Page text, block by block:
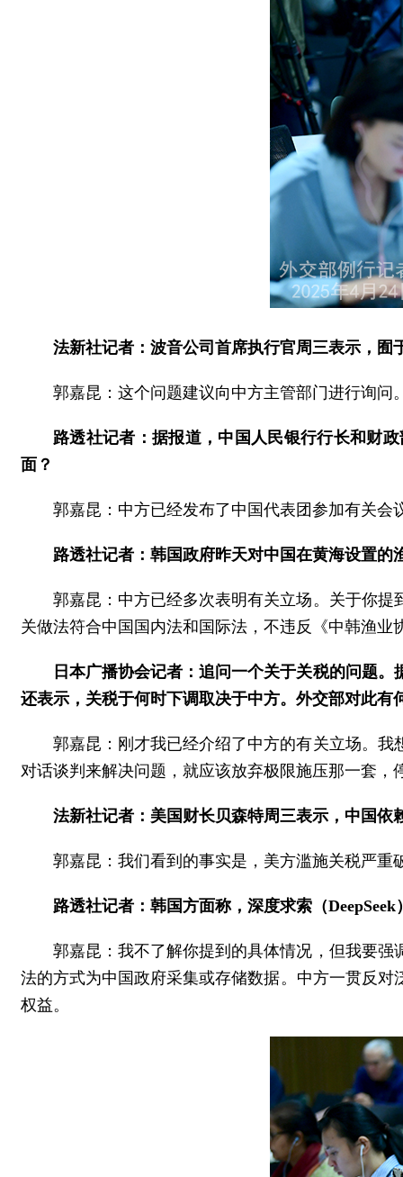
法新社记者：波音公司首席执行官周三表示，
郭嘉昆：这个问题建议向中方主管部门进行询问
路透社记者：据报道，中国人民银行行长和财
面？
郭嘉昆：中方已经发布了中国代表团参加有关
路透社记者：韩国政府昨天对中国在黄海设置
郭嘉昆：中方已经多次表明有关立场。关于你
关做法符合中国国内法和国际法，不违反《中韩渔
日本广播协会记者：追问一个关于关税的问题
还表示，关税于何时下调取决于中方。外交部对此有
郭嘉昆：刚才我已经介绍了中方的有关立场。
对话谈判来解决问题，就应该放弃极限施压那一套
法新社记者：美国财长贝森特周三表示，中国
郭嘉昆：我们看到的事实是，美方滥施关税严
路透社记者：韩国方面称，深度求索（
郭嘉昆：我不了解你提到的具体情况，但我要
法的方式为中国政府采集或存储数据。中方一贯反
权益。